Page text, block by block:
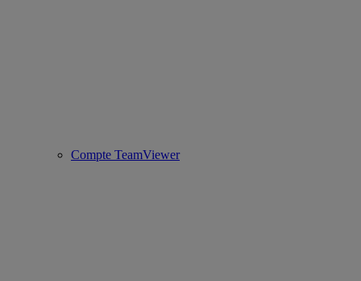
Compte TeamViewer